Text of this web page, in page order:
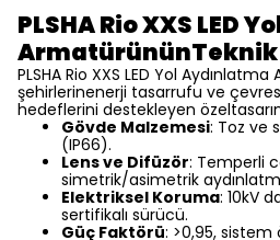
PLSHA Rio XXS LED
PLSHA Rio XXS LED Yol
şehirlerinenerji tasarrufu ve
hedeflerini destekleyen
Gövde Malzemesi: Toz ve
(IP66).
Lens ve Difüzör: Temperli
simetrik/asimetrik
Elektriksel Koruma: 10kV
sertifikalı sürücü.
Güç Faktörü: >0,95,